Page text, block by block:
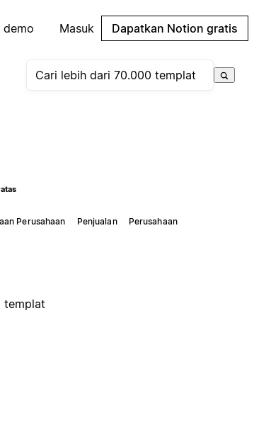
demo Masuk Dapatkan Notion gratis
Perusahaan Penjualan Perusahaan
templat